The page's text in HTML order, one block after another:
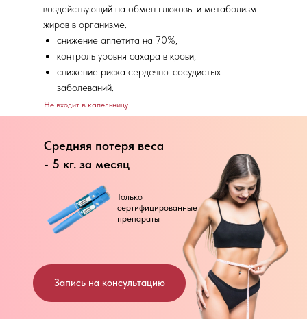
воздействующий на обмен глюкозы и метаболизм
жиров в организме.
снижение аппетита на 70%,
контроль уровня сахара в крови,
снижение риска сердечно-сосудистых
заболеваний.
Не входит в капельницу
Средняя потеря веса
- 5 кг. за месяц
Запись на консультацию
Только
сертифицированные
препараты